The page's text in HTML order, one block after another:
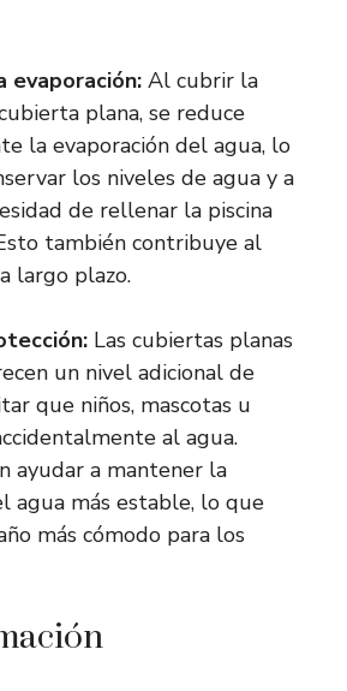
evaporación: Al cubrir la
plana, se reduce
la evaporación del agua, lo
los niveles de agua y a
de rellenar la piscina
también contribuye al
largo plazo.
Las cubiertas planas
un nivel adicional de
que niños, mascotas u
al agua.
ayudar a mantener la
agua más estable, lo que
más cómodo para los